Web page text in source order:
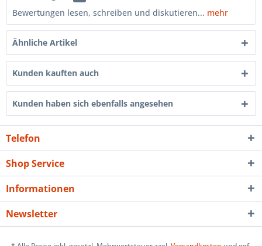
Bewertungen lesen, schreiben und diskutieren... mehr
Ähnliche Artikel
Kunden kauften auch
Kunden haben sich ebenfalls angesehen
Telefon
Shop Service
Informationen
Newsletter